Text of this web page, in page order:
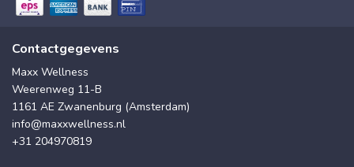
Contactgegevens
Maxx Wellness
Weerenweg 11-B
1161 AE Zwanenburg (Amsterdam)
info@maxxwellness.nl
+31 204970819